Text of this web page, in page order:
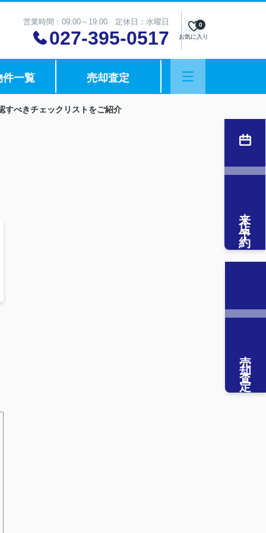
営業時間：09:00～19:00 定休日：水曜日
027-395-0517 お気に入り
0
件一覧 売却査定
すべきチェックリストをご紹介
来店予約
売却査定